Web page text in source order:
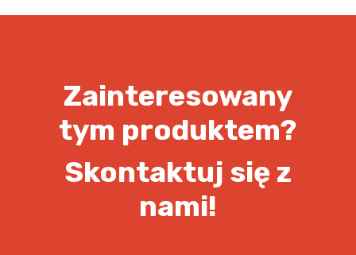
Zainteresowany
tym produktem?
Skontaktuj się z
nami!